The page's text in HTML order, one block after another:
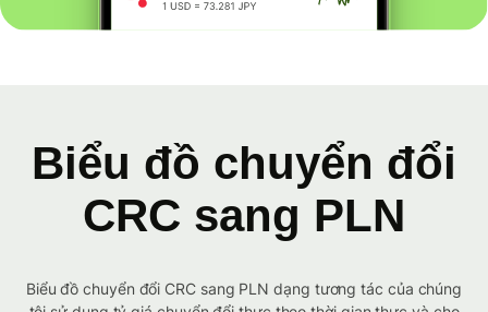
Biểu đồ chuyển đổi
CRC sang PLN
Biểu đồ chuyển đổi CRC sang PLN dạng tương tác của chúng